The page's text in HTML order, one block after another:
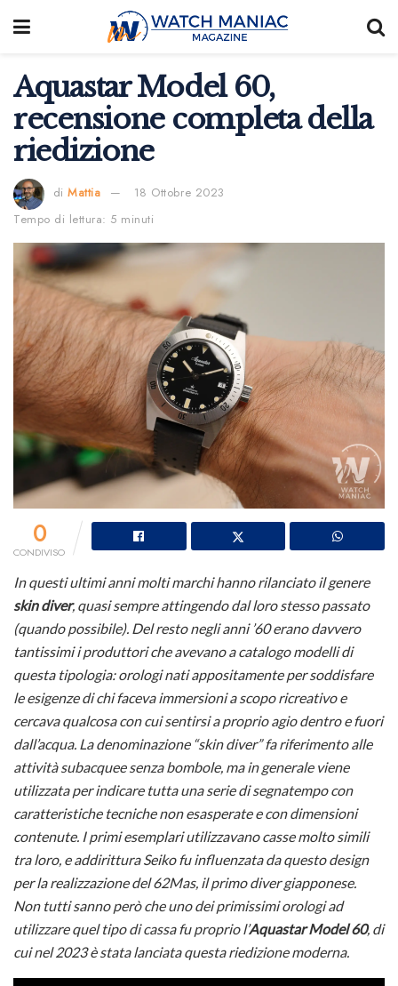
Aquastar Model 60,
recensione completa della
riedizione
di Mattia
18 Ottobre 2023
Tempo di lettura: 5 minuti
0
CONDIVISO
In questi ultimi anni molti marchi hanno rilanciato il genere
skin diver, quasi sempre attingendo dal loro stesso passato
(quando possibile). Del resto negli anni ’60 erano davvero
tantissimi i produttori che avevano a catalogo modelli di
questa tipologia: orologi nati appositamente per soddisfare
le esigenze di chi faceva immersioni a scopo ricreativo e
cercava qualcosa con cui sentirsi a proprio agio dentro e fuori
dall’acqua. La denominazione “skin diver” fa riferimento alle
attività subacquee senza bombole, ma in generale viene
utilizzata per indicare tutta una serie di segnatempo con
caratteristiche tecniche non esasperate e con dimensioni
contenute. I primi esemplari utilizzavano casse molto simili
tra loro, e addirittura Seiko fu influenzata da questo design
per la realizzazione del 62Mas, il primo diver giapponese.
Non tutti sanno però che uno dei primissimi orologi ad
utilizzare quel tipo di cassa fu proprio l’Aquastar Model 60, di
cui nel 2023 è stata lanciata questa riedizione moderna.